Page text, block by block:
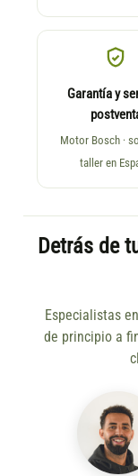
Garantía y
Motor Bosch ·
taller en
Detrás de
Especialistas
de principio a